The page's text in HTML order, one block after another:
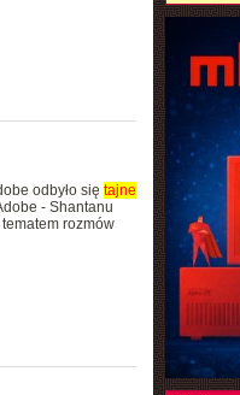
odbyło się tajne
- Shantanu
rozmów